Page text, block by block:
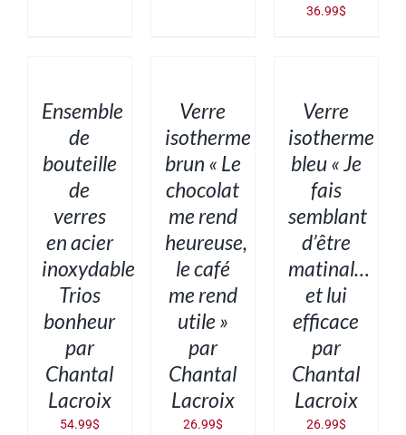
36.99$
DÉTAILS
Ensemble
de
bouteille
de
verres
en acier
inoxydable
Trios
bonheur
par
Chantal
Lacroix
54.99$
DÉTAILSVerre
isotherme
brun « Le
chocolat
me rend
heureuse,
le café
me rend
utile »
par
Chantal
Lacroix
26.99$
DÉTAILSVerre
isotherme
bleu « Je
fais
semblant
d’être
matinal…
et lui
efficace
par
Chantal
Lacroix
26.99$